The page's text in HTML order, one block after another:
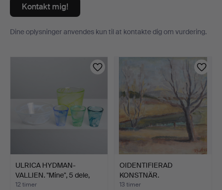
Kontakt mig!
Dine oplysninger anvendes kun til at kontakte dig om vurdering.
ULRICA HYDMAN-
VALLIEN. "Mine", 5 dele,
Kos…
12 timer
OIDENTIFIERAD
KONSTNÄR.
Forårslandskab, ol…
13 timer